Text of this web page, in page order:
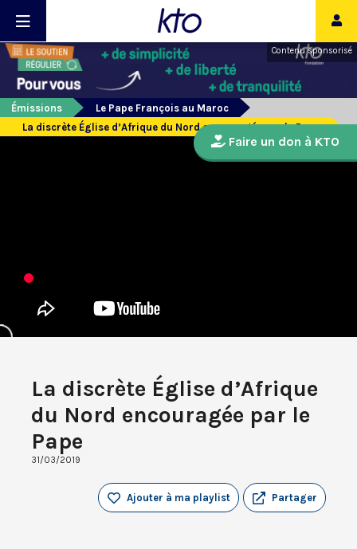
Contenu sponsorisé
Émissions
Le Pape François au Maroc
La discrète Église d’Afrique du Nord encouragée par le Pape
La discrète Église d’Afrique
du Nord encouragée par le
Pape
31/03/2019
Partager
Ajouter à ma playlist
Faire un don à KTO